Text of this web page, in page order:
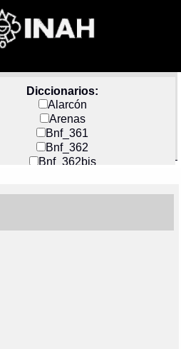
Diccionarios:
Alarcón
Arenas
Bnf_361
Bnf_362
Bnf_362bis
Docs_México